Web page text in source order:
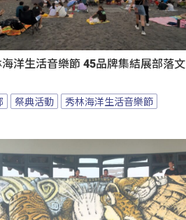
洋生活音樂節 45品牌集結展部落文
祭典活動 秀林海洋生活音樂節